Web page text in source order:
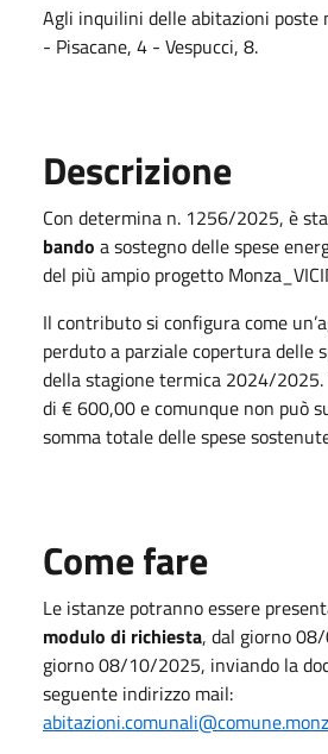
Agli inquilini delle abitazioni poste
- Pisacane, 4 - Vespucci, 8.
Descrizione
Con determina n. 1256/2025, è
bando a sostegno delle spese
del più ampio progetto
Il contributo si configura come
perduto a parziale copertura delle
della stagione termica 2024/2025.
di € 600,00 e comunque non può
somma totale delle spese
Come fare
Le istanze potranno essere
modulo di richiesta, dal giorno
giorno 08/10/2025, inviando la
seguente indirizzo mail: